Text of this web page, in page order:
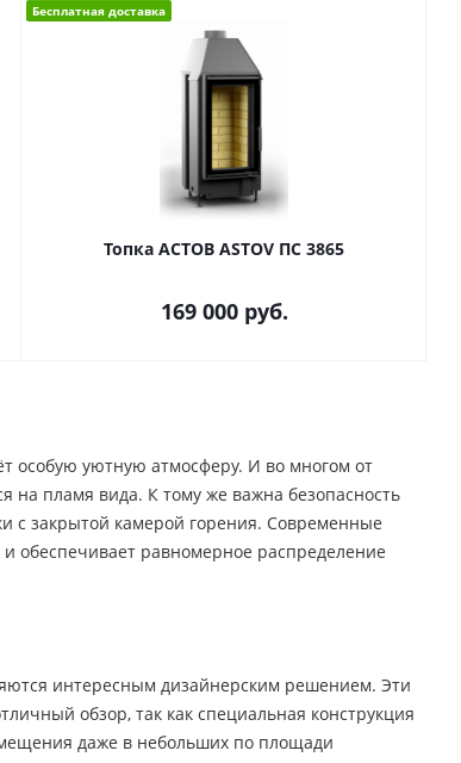
Бесплатная доставка
Топка АСТОВ ASTOV ПС 3865
169 000руб.
особую уютную атмосферу. И во многом от
на пламя вида. К тому же важна безопасность
с закрытой камерой горения. Современные
обеспечивает равномерное распределение
интересным дизайнерским решением. Эти
обзор, так как специальная конструкция
даже в небольших по площади